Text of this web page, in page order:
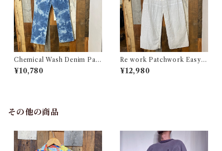
Chemical Wash Denim Pant
s / ケミカル デニム パンツ 古
着
¥10,780
Re work Patchwork Easy P
ants #4 / リワーク パッチワー
ク イージー パンツ 古着
¥12,980
その他の商品